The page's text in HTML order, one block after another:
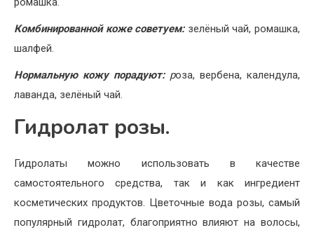
Комбинированной коже советуем: зелёный чай, ромашка,
шалфей.
Нормальную кожу порадуют:роза, вербена, календула,
лаванда, зелёный чай.
Гидролат розы.
Гидролаты можно использовать в качестве
самостоятельного средства, так и как ингредиент
косметических продуктов. Цветочные вода розы, самый
популярный гидролат, благоприятно влияют на волосы,